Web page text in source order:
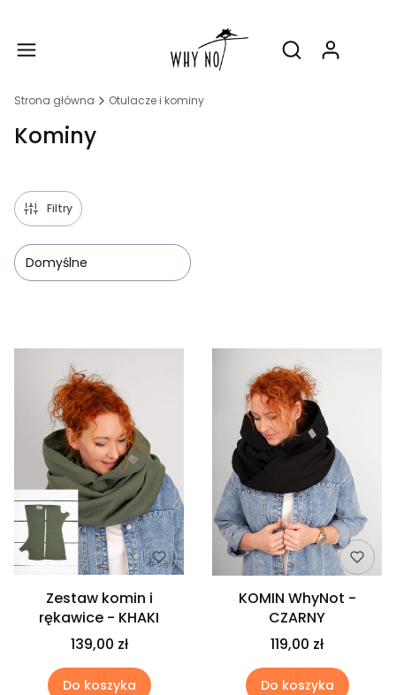
Otwórz
Strona główna Otulacze i kominy
Kominy
Filtry
Domyślne
Zestaw komin i
rękawice - KHAKI
139,00 zł
Do koszyka
KOMIN WhyNot -
CZARNY
119,00 zł
Do koszyka